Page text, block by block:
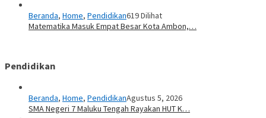
Beranda, Home, Pendidikan619 Dilihat
Matematika Masuk Empat Besar Kota Ambon,…
Pendidikan
Beranda, Home, PendidikanAgustus 5, 2026
SMA Negeri 7 Maluku Tengah Rayakan HUT K…